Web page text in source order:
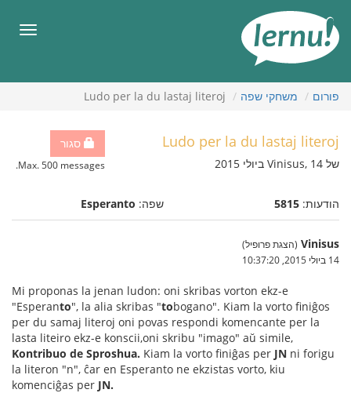
העניינים
פורום משחקי שפה Ludo per la du lastaj literoj
סגור
Max. 500 messages.
Ludo per la du lastaj literoj
של Vinisus, 14 ביולי 2015
הודעות: 5815 שפה: Esperanto
Vinisus (הצגת פרופיל)
14 ביולי 2015, 10:37:20
Mi proponas la jenan ludon: oni skribas vorton ekz-e
"Esperanto", la alia skribas "tobogano". Kiam la vorto finiĝos
per du samaj literoj oni povas respondi komencante per la
lasta liteiro ekz-e konscii,oni skribu "imago" aŭ simile,
Kontribuo de Sproshua. Kiam la vorto finiĝas per JN ni forigu
la literon "n", ĉar en Esperanto ne ekzistas vorto, kiu
komenciĝas per JN.